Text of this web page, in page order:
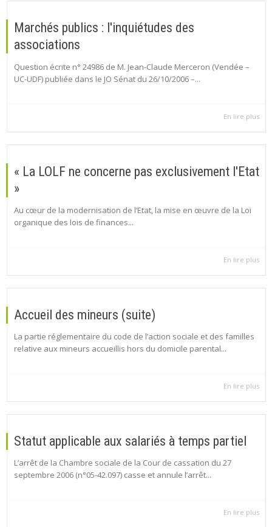
Marchés publics : l'inquiétudes des
associations
Question écrite n° 24986 de M. Jean-Claude Merceron (Vendée –
UC-UDF) publiée dans le JO Sénat du 26/10/2006 –...
En lire plus
« La LOLF ne concerne pas exclusivement l'Etat
»
Au cœur de la modernisation de l’Etat, la mise en œuvre de la Loi
organique des lois de finances...
En lire plus
Accueil des mineurs (suite)
La partie réglementaire du code de l’action sociale et des familles
relative aux mineurs accueillis hors du domicile parental...
En lire plus
Statut applicable aux salariés à temps partiel
L’arrêt de la Chambre sociale de la Cour de cassation du 27
septembre 2006 (n°05-42.097) casse et annule l’arrêt...
En lire plus